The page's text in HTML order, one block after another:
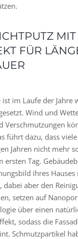
MIT
FÜR
ist im Laufe der Jahre
Wind und
Verschmutzungen
führt dazu, dass
Jahren nicht mehr
ersten Tag.
ihres
dabei aber den
setzen auf
über einen
sodass die
Schmutzpartikel